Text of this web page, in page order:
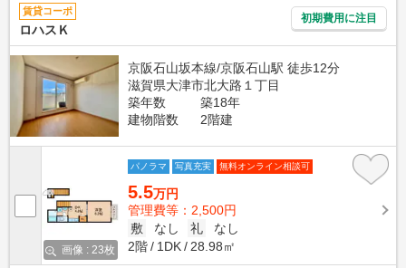
賃貸コーポ
ロハスＫ
初期費用に注目
京阪石山坂本線/京阪石山駅 徒歩12分
滋賀県大津市北大路１丁目
築年数
築18年
建物階数
2階建
画像 : 23枚
パノラマ 写真充実 無料オンライン相談可
5.5万円
管理費等：2,500円
敷
なし 礼
なし
2階
1DK 28.98㎡